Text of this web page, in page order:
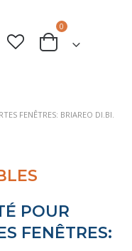
Cart
0
FENÊTRES: BRIAREO DI.BI.
POUR
FENÊTRES: